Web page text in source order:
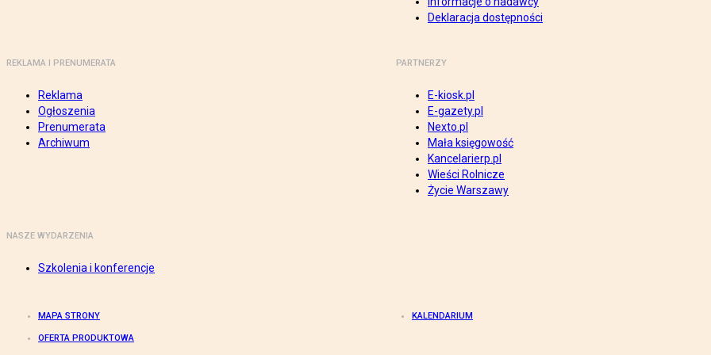
Deklaracja dostępności
REKLAMA I PRENUMERATA
Reklama
Ogłoszenia
Prenumerata
Archiwum
PARTNERZY
E-kiosk.pl
E-gazety.pl
Nexto.pl
Mała księgowość
Kancelarierp.pl
Wieści Rolnicze
Życie Warszawy
NASZE WYDARZENIA
Szkolenia i konferencje
MAPA STRONY KALENDARIUM
OFERTA PRODUKTOWA